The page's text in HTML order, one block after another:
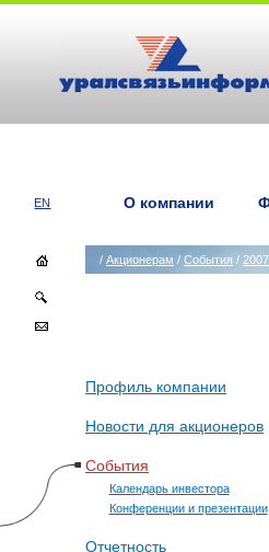
EN О компании
/ Акционерам / События / 2007
Профиль компании
Новости для акционеров
События
Календарь инвестора
Конференции и презентации
Отчетность